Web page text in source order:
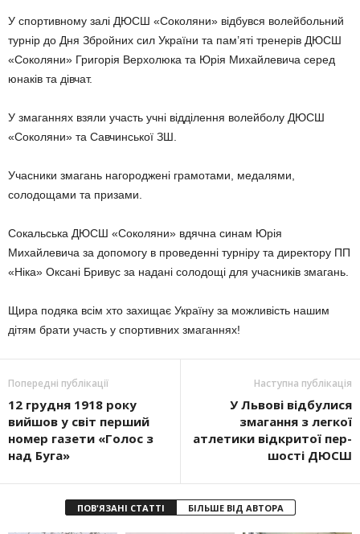
У спортивному залі ДЮСШ «Со­коляни» відбувся волейбольний
турнір до Дня Збройних сил України та пам’яті тренерів ДЮСШ
«Соко­ляни» Григорія Верхолюка та Юрія Михайлевича серед
юнаків та дів­чат.
У змаганнях взяли участь учні відділення волейболу ДЮСШ
«Со­коляни» та Савчинської ЗШ.
Учасники змагань нагороджені грамотами, медалями,
солодоща­ми та призами.
Сокальська ДЮСШ «Соколяни» вдячна синам Юрія
Михайлевича за допомогу в проведенні турніру та директору ПП
«Ніка» Оксані Бри­вус за надані солодощі для учасників змагань.
Щира подяка всім хто захищає Україну за можливість нашим
дітям брати участь у спортивних зма­ганнях!
Попередні публікації
12 грудня 1918 року
вийшов у світ перший
номер газети «Голос з
над Буга»
Наступна публікація
У Львові відбулися
змаган­ня з легкої
атлетики відкритої пер­
шості ДЮСШ
ПОВ'ЯЗАНІ СТАТТІ БІЛЬШЕ ВІД АВТОРА